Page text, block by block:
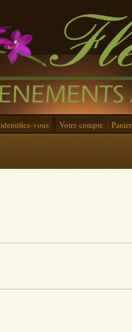
identifiez-vous Votre compte